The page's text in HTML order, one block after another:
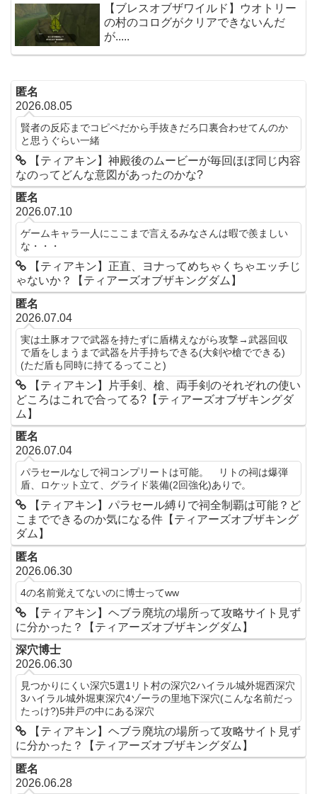
【ブレスオブザワイルド】ウオトリー
の村のコログがクリアできないんだ
が.....
匿名
2026.08.05
賢者の反応までコピペだから手抜きだろ口裏合わせてんのか
と思うぐらい一緒
【ティアキン】神殿後のムービーが毎回ほぼ同じ内容
なのってどんな意図があったのかな?
匿名
2026.07.10
ゲームキャラ一人にここまで言えるみなさんは暇で羨ましい
な・・・
【ティアキン】正直、ヨナってめちゃくちゃエッチじ
ゃないか？【ティアーズオブザキングダム】
匿名
2026.07.04
実は土豚オフで武器を持たずに盾構えながら攻撃→武器回収
で盾をしまうまで武器を片手持ちできる(大剣や槍でできる)
(ただ盾も同時に持てるってこと)
【ティアキン】片手剣、槍、両手剣のそれぞれの使い
どころはこれで合ってる?【ティアーズオブザキングダ
ム】
匿名
2026.07.04
パラセールなしで祠コンプリートは可能。 リトの祠は爆弾
盾、ロケット立て、グライド装備(2回強化)ありで。
【ティアキン】パラセール縛りで祠全制覇は可能？ど
こまでできるのか気になる件【ティアーズオブザキング
ダム】
匿名
2026.06.30
4の名前覚えてないのに博士ってww
【ティアキン】ヘブラ廃坑の場所って攻略サイト見ず
に分かった？【ティアーズオブザキングダム】
深穴博士
2026.06.30
見つかりにくい深穴5選1リト村の深穴2ハイラル城外堀西深穴
3ハイラル城外堀東深穴4ゾーラの里地下深穴(こんな名前だっ
たっけ?)5井戸の中にある深穴
【ティアキン】ヘブラ廃坑の場所って攻略サイト見ず
に分かった？【ティアーズオブザキングダム】
匿名
2026.06.28